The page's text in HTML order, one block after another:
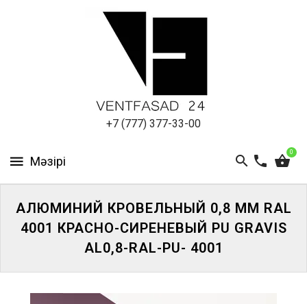
+7 (777) 377-33-00
0
ПАНЕЛИ
АЛЮМИНИЙ КРОВЕЛЬНЫЙ 0,8 ММ RAL
4001 КРАСНО-СИРЕНЕВЫЙ PU GRAVIS
AL0,8-RAL-PU- 4001